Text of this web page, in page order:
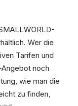
Wer die
Tarifen und
noch
wie man die
zu finden,